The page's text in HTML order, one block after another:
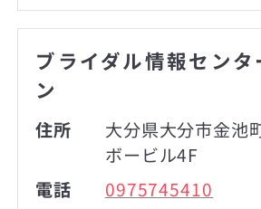
ブライダル情報センタ
ン
住所
大分県大分市金池
ボービル4F
電話
0975745410